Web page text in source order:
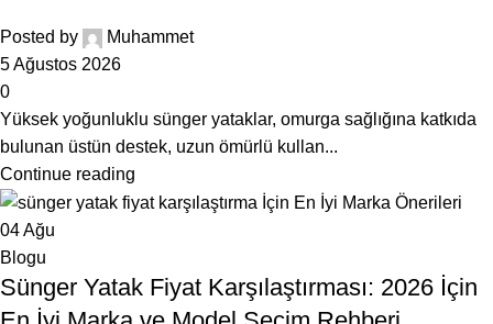
Posted by
Muhammet
5 Ağustos 2026
0
Yüksek yoğunluklu sünger yataklar, omurga sağlığına katkıda
bulunan üstün destek, uzun ömürlü kullan...
Continue reading
04Ağu
Blogu
Sünger Yatak Fiyat Karşılaştırması: 2026 İçin